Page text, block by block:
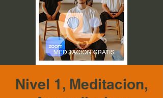
Nivel 1, Meditacion,